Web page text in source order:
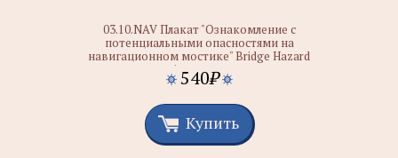
03.10.NAV Плакат "Ознакомление с
потенциальными опасностями на
навигационном мостике" Bridge Hazard
Awareness
540₽
Купить